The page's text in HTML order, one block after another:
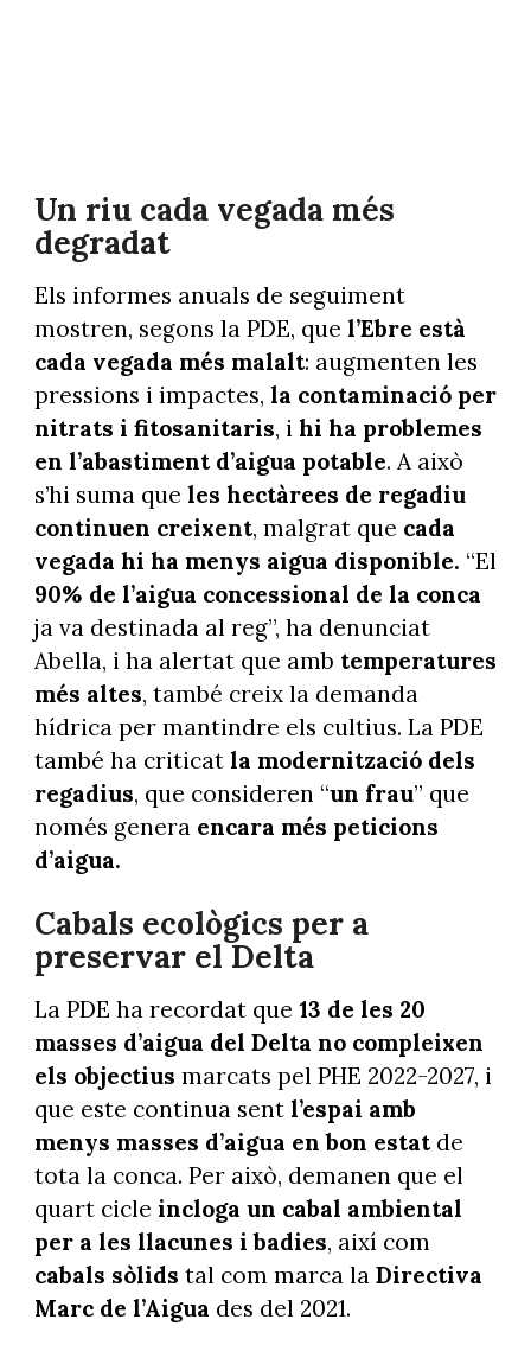
Un riu cada vegada més
degradat
Els informes anuals de seguiment
mostren, segons la PDE, que l’Ebre està
cada vegada més malalt: augmenten les
pressions i impactes, la contaminació per
nitrats i fitosanitaris, i hi ha problemes
en l’abastiment d’aigua potable. A això
s’hi suma que les hectàrees de regadiu
continuen creixent, malgrat que cada
vegada hi ha menys aigua disponible. “El
90% de l’aigua concessional de la conca
ja va destinada al reg”, ha denunciat
Abella, i ha alertat que amb temperatures
més altes, també creix la demanda
hídrica per mantindre els cultius. La PDE
també ha criticat la modernització dels
regadius, que consideren “un frau” que
només genera encara més peticions
d’aigua.
Cabals ecològics per a
preservar el Delta
La PDE ha recordat que 13 de les 20
masses d’aigua del Delta no compleixen
els objectius marcats pel PHE 2022-2027, i
que este continua sent l’espai amb
menys masses d’aigua en bon estatde
tota la conca. Per això, demanen que el
quart cicle incloga un cabal ambiental
per a les llacunes i badies, així com
cabals sòlids tal com marca la Directiva
Marc de l’Aigua des del 2021.